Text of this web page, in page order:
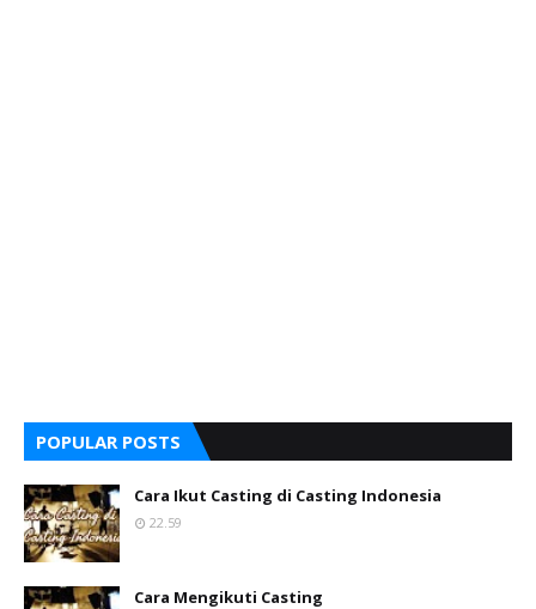
POPULAR POSTS
Cara Ikut Casting di Casting Indonesia
22.59
Cara Mengikuti Casting